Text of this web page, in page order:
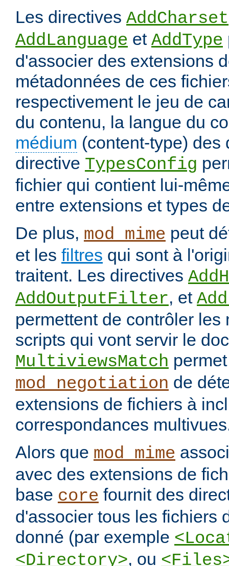
Les directives AddCharset
AddLanguage et AddType
d'associer des extensions
métadonnées de ces
respectivement le jeu de
du contenu, la langue du
médium (content-type) des
directive TypesConfig
fichier qui contient lui-
entre extensions et types
De plus, mod_mime peut
et les filtres qui sont à
traitent. Les directives
AddOutputFilter, et
permettent de contrôler les
scripts qui vont servir le
MultiviewsMatch
mod_negotiation de
extensions de fichiers à
correspondances
Alors que mod_mime
avec des extensions de
base core fournit des
d'associer tous les fichiers
donné (par exemple
<Directory>, ou